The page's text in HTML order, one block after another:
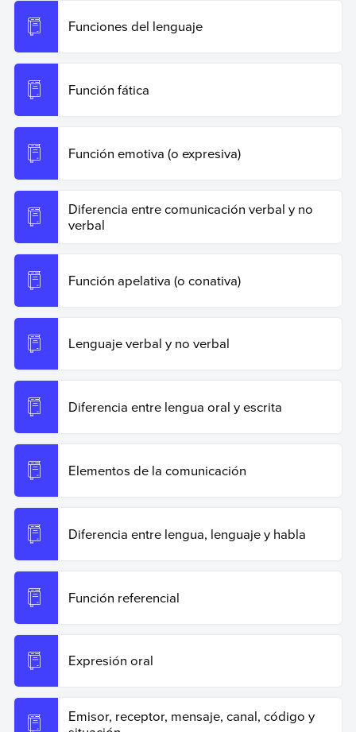
el 19 de junio de 2026 de
ejemplos-de-funcion-metalinguistica/
Copiar cita
Funciones del lenguaje
Función fática
Función emotiva (o expresiva)
Diferencia entre comunicación verbal y no
verbal
Función apelativa (o conativa)
Lenguaje verbal y no verbal
Diferencia entre lengua oral y escrita
Elementos de la comunicación
Diferencia entre lengua, lenguaje y habla
Función referencial
Expresión oral
Emisor, receptor, mensaje, canal, código y